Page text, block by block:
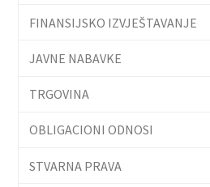
FINANSIJSKO IZVJEŠTAVANJE
JAVNE NABAVKE
TRGOVINA
OBLIGACIONI ODNOSI
STVARNA PRAVA